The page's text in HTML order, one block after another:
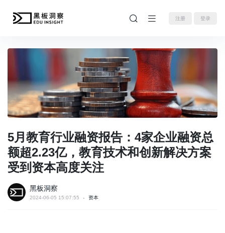
注册 登录
5月教育行业融资报告：4家企业融资总
额超2.23亿，教育技术和创新解决方案
受到资本高度关注
黑板洞察
2024-06-05 15:07:55 资本